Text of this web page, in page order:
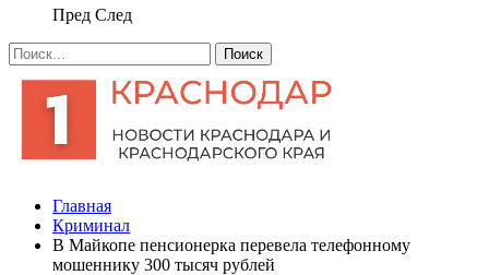
Пред След
Главная
Криминал
В Майкопе пенсионерка перевела телефонному
мошеннику 300 тысяч рублей